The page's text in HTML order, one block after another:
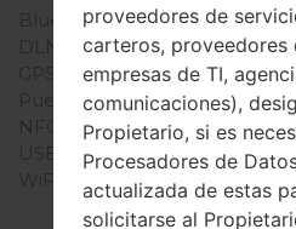
Bluetooth
-
DLNA
GPS
-
Puerto infrarrojo
No
NFC
USB
Sí
WiFi
proveedores de
carteros, proveedores
empresas de TI,
comunicaciones),
Propietario, si es
Procesadores de
actualizada de estas
solicitarse al